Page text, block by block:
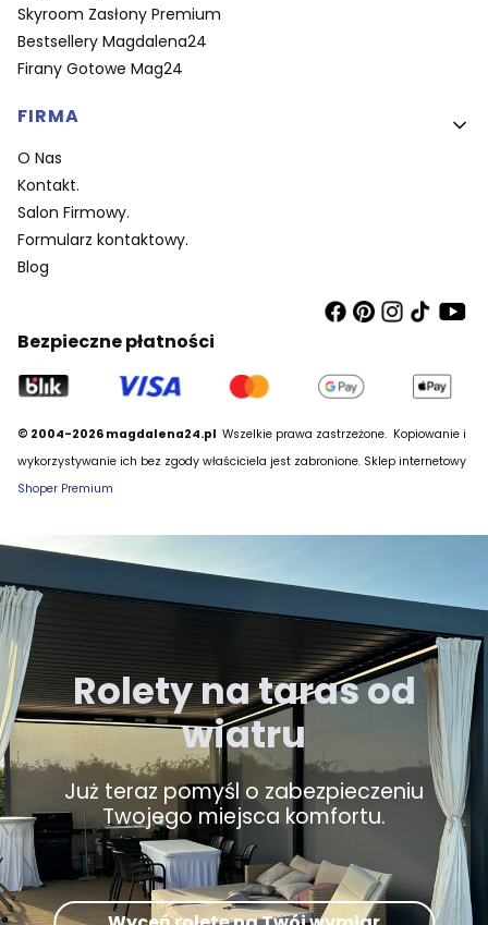
Skyroom Zasłony Premium
Bestsellery Magdalena24
Firany Gotowe Mag24
FIRMA
O Nas
Kontakt.
Salon Firmowy.
Formularz kontaktowy.
Blog
Bezpieczne płatności
© 2004-2026 magdalena24.pl Wszelkie prawa zastrzeżone. Kopiowanie i
wykorzystywanie ich bez zgody właściciela jest zabronione. Sklep internetowy
Shoper Premium
Rolety na taras od
wiatru
Już teraz pomyśl o zabezpieczeniu
Twojego miejsca komfortu.